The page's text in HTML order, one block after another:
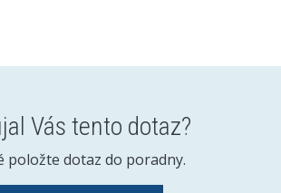
Vás tento dotaz?
položte dotaz do poradny.